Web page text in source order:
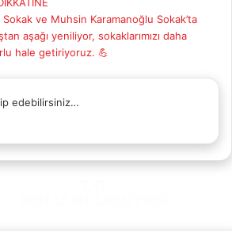
edebilirsiniz…